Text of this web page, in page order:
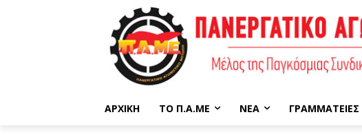
ΑΡΧΙΚΉ ΤΟ Π.Α.ΜΕ ΝΈΑ ΓΡΑΜΜΑΤΕΊΕΣ